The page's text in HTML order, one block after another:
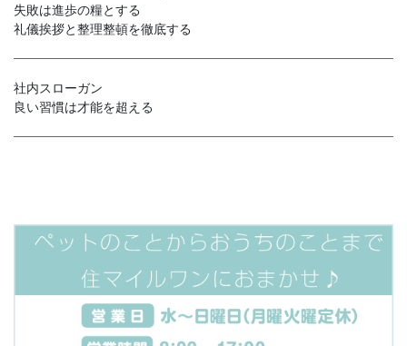
失敗は進歩の糧とする
礼儀挨拶と整理整頓を徹底する
社内スローガン
良い習慣は才能を超える